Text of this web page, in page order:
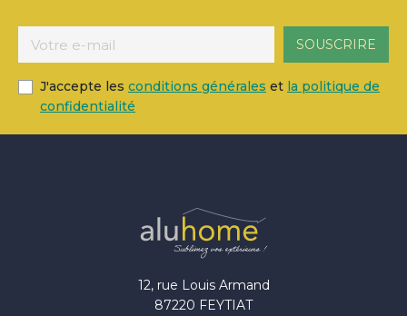
J'accepte les conditions générales et la politique de
confidentialité
12, rue Louis Armand
87220 FEYTIAT